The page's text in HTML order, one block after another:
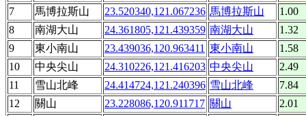
7
馬博拉斯山 23.520340,121.067236 馬博拉斯山
1.00
8
南湖大山 24.361805,121.439359 南湖大山
1.32
9
東小南山 23.439036,120.963411 東小南山
1.58
10
中央尖山 24.310226,121.416203 中央尖山
2.49
11
雪山北峰 24.414724,121.240396 雪山北峰
7.84
12
關山 23.228086,120.911717 關山
2.01